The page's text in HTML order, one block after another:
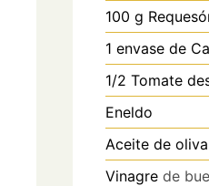
100 g
1 envase de
1/2 Tomate
Eneldo
Aceite de
Vinagre de